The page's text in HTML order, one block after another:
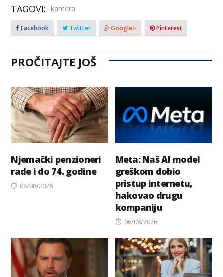
TAGOVI: kamera
Facebook Twitter Google+ Pinterest
PROČITAJTE JOŠ
Njemački penzioneri
rade i do 74. godine
Posted
06/08/2026
Meta: Naš AI model
greškom dobio
pristup internetu,
hakovao drugu
kompaniju
Posted
06/08/2026